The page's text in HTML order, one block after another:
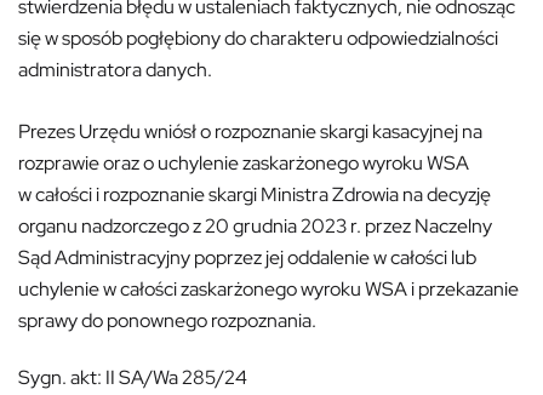
stwierdzenia błędu w ustaleniach faktycznych, nie odnosząc
się w sposób pogłębiony do charakteru odpowiedzialności
administratora danych.
Prezes Urzędu wniósł o rozpoznanie skargi kasacyjnej na
rozprawie oraz o uchylenie zaskarżonego wyroku WSA
w całości i rozpoznanie skargi Ministra Zdrowia na decyzję
organu nadzorczego z 20 grudnia 2023 r. przez Naczelny
Sąd Administracyjny poprzez jej oddalenie w całości lub
uchylenie w całości zaskarżonego wyroku WSA i przekazanie
sprawy do ponownego rozpoznania.
Sygn. akt: II SA/Wa 285/24